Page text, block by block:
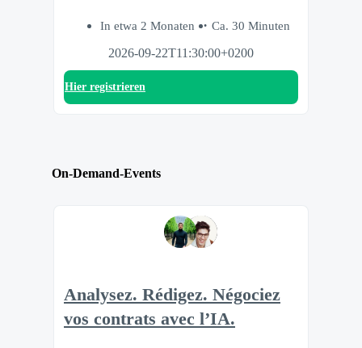
In etwa 2 Monaten
Ca. 30 Minuten
2026-09-22T11:30:00+0200
Hier registrieren
On-Demand-Events
Analysez. Rédigez. Négociez
vos contrats avec l’IA.